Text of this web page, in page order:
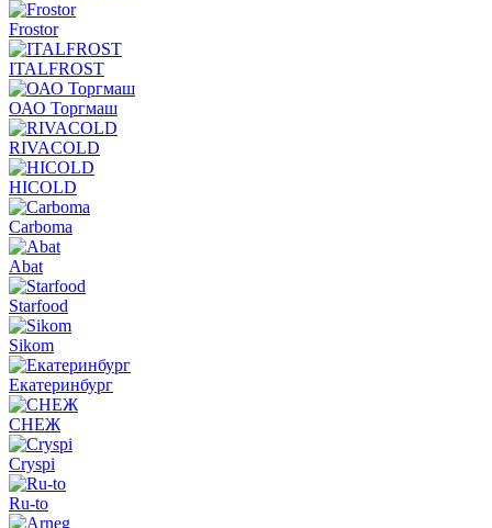
Frostor
ITALFROST
ОАО Торгмаш
RIVACOLD
HICOLD
Carboma
Abat
Starfood
Sikom
Екатеринбург
СНЕЖ
Cryspi
Ru-to